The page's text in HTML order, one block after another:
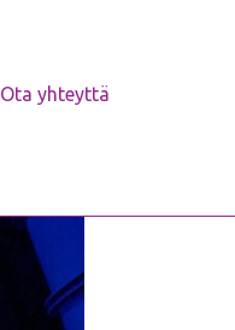
Ota yhteyttä